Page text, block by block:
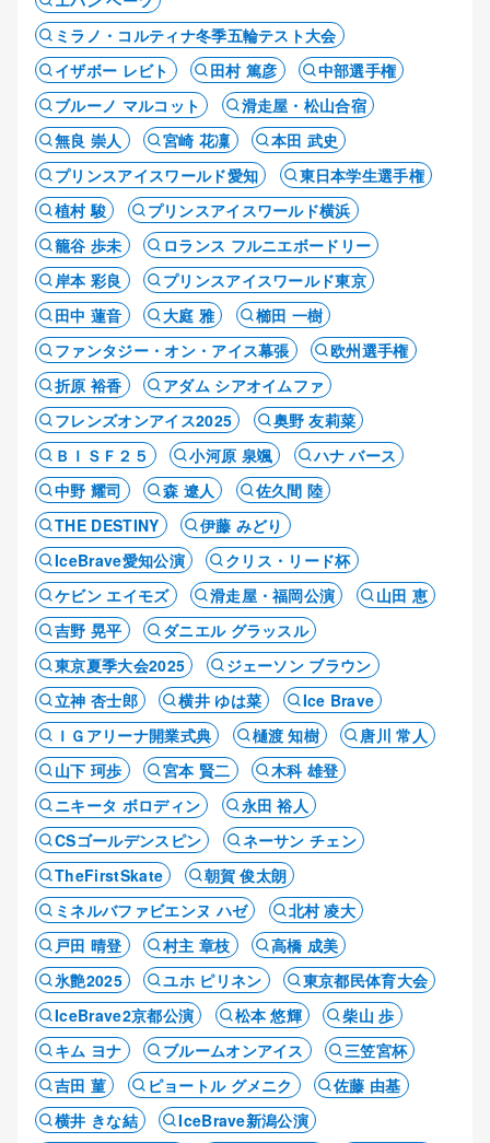
ミラノ・コルティナ冬季五輪テスト大会
イザボー レビト
田村 篤彦
中部選手権
ブルーノ マルコット
滑走屋・松山合宿
無良 崇人
宮崎 花凜
本田 武史
プリンスアイスワールド愛知
東日本学生選手権
植村 駿
プリンスアイスワールド横浜
籠谷 歩未
ロランス フルニエボードリー
岸本 彩良
プリンスアイスワールド東京
田中 蓮音
大庭 雅
櫛田 一樹
ファンタジー・オン・アイス幕張
欧州選手権
折原 裕香
アダム シアオイムファ
フレンズオンアイス2025
奥野 友莉菜
ＢＩＳＦ２５
小河原 泉颯
ハナ バース
中野 耀司
森 遼人
佐久間 陸
THE DESTINY
伊藤 みどり
IceBrave愛知公演
クリス・リード杯
ケビン エイモズ
滑走屋・福岡公演
山田 恵
吉野 晃平
ダニエル グラッスル
東京夏季大会2025
ジェーソン ブラウン
立神 杏士郎
横井 ゆは菜
Ice Brave
ＩＧアリーナ開業式典
樋渡 知樹
唐川 常人
山下 珂歩
宮本 賢二
木科 雄登
ニキータ ボロディン
永田 裕人
CSゴールデンスピン
ネーサン チェン
TheFirstSkate
朝賀 俊太朗
ミネルバファビエンヌ ハゼ
北村 凌大
戸田 晴登
村主 章枝
高橋 成美
氷艶2025
ユホ ピリネン
東京都民体育大会
IceBrave2京都公演
松本 悠輝
柴山 歩
キム ヨナ
ブルームオンアイス
三笠宮杯
吉田 菫
ピョートル グメニク
佐藤 由基
横井 きな結
IceBrave新潟公演